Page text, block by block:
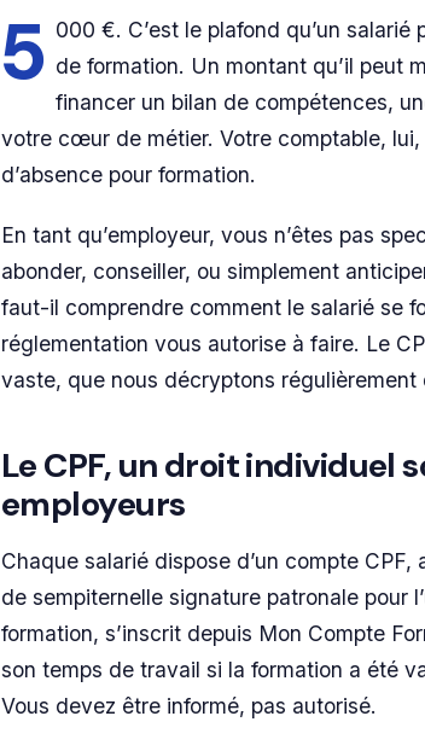
5 000 €. C’est le plafond qu’un
de formation. Un montant qu’il peut
financer un bilan de compétences,
votre cœur de métier. Votre comptable,
d’absence pour formation.
En tant qu’employeur, vous n’êtes pas
abonder, conseiller, ou simplement
faut-il comprendre comment le salarié se
réglementation vous autorise à faire. Le
vaste, que nous décryptons régulièrement
Le CPF, un droit individuel
employeurs
Chaque salarié dispose d’un compte
de sempiternelle signature patronale pour
formation, s’inscrit depuis Mon Compte
son temps de travail si la formation a été
Vous devez être informé, pas autorisé.